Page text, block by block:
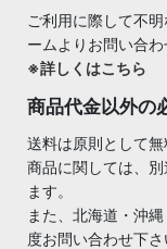
ご利用に際して不
ームよりお問い合わ
※詳しくはこちら
商品代金以外の
送料は原則として
商品に関しては、
ます。
また、北海道・沖
度お問い合わせ下さ